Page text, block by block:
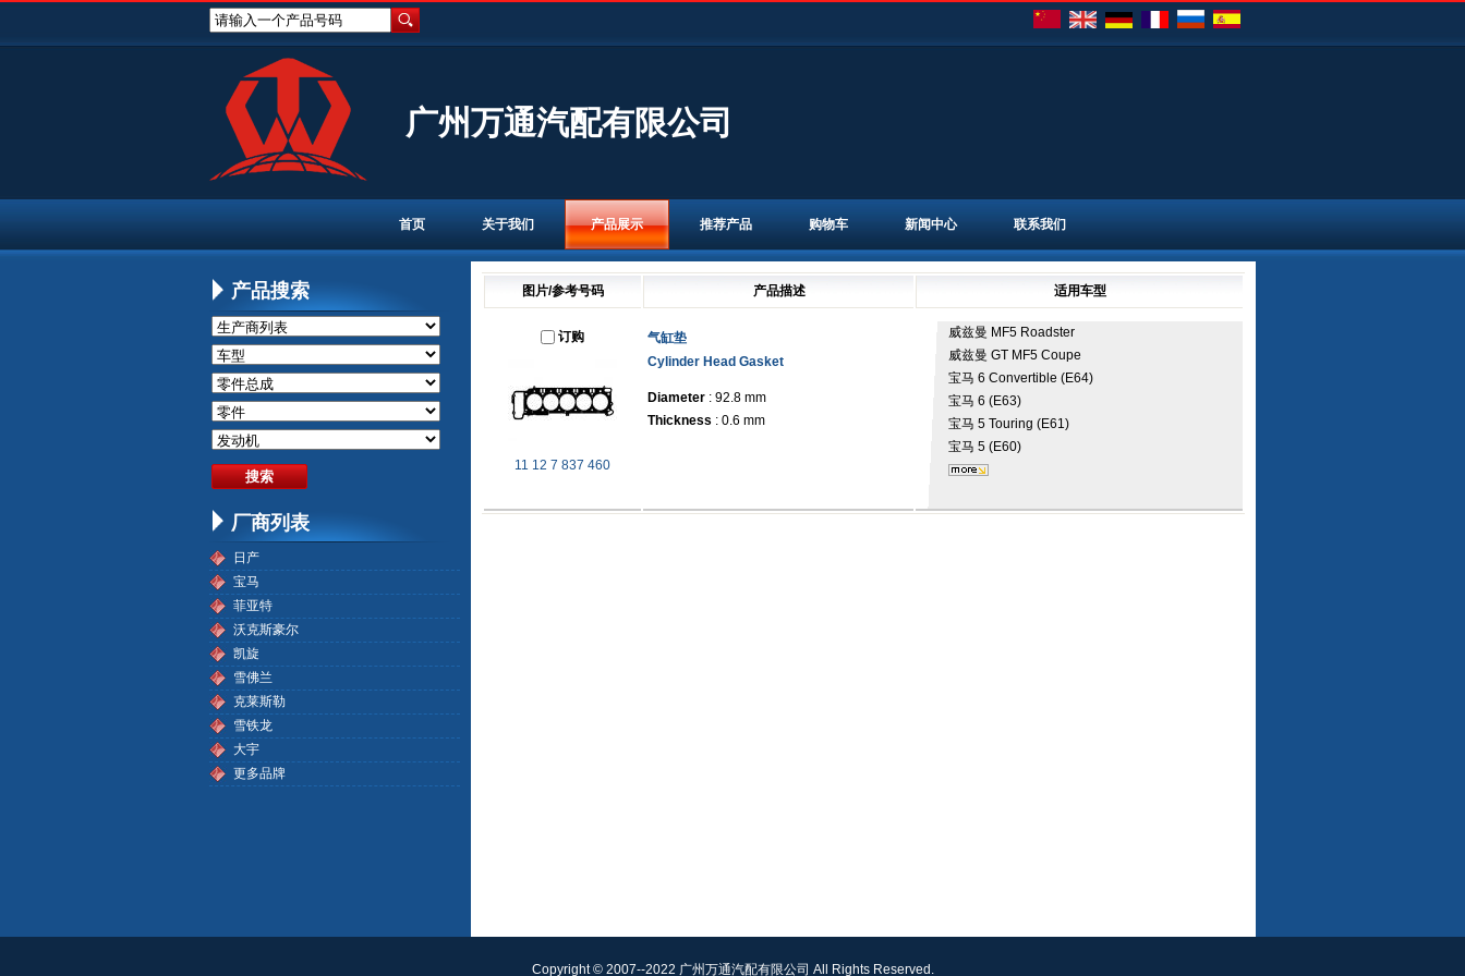
请输入一个产品号码
广州万通汽配有限公司
首页 关于我们 产品展示 推荐产品 购物车 新闻中心 联系我们
图片/参考号码 产品描述 适用车型
订购
11 12 7 837 460
气缸垫
Cylinder Head Gasket
Diameter : 92.8 mm
Thickness : 0.6 mm
威兹曼 MF5 Roadster
威兹曼 GT MF5 Coupe
宝马 6 Convertible (E64)
宝马 6 (E63)
宝马 5 Touring (E61)
宝马 5 (E60)
产品搜索
厂商列表
日产
宝马
菲亚特
沃克斯豪尔
凯旋
雪佛兰
克莱斯勒
雪铁龙
大宇
更多品牌
Copyright © 2007--2022 广州万通汽配有限公司 All Rights Reserved.